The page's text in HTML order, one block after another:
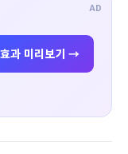
AD
효과 미리보기 →